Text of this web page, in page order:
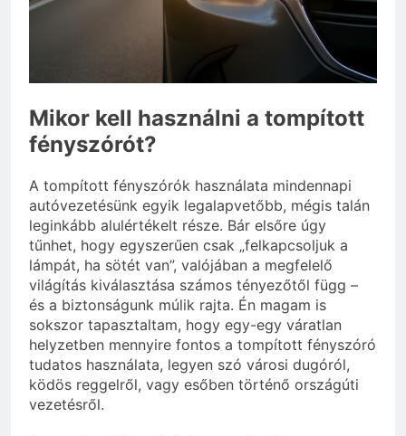
Mire jó a kollagén?
3 Nap Ezelőtt
Mikor kell használni a tompított
fényszórót?
A tompított fényszórók használata mindennapi
autóvezetésünk egyik legalapvetőbb, mégis talán
leginkább alulértékelt része. Bár elsőre úgy
tűnhet, hogy egyszerűen csak „felkapcsoljuk a
lámpát, ha sötét van”, valójában a megfelelő
világítás kiválasztása számos tényezőtől függ –
és a biztonságunk múlik rajta. Én magam is
sokszor tapasztaltam, hogy egy-egy váratlan
helyzetben mennyire fontos a tompított fényszóró
tudatos használata, legyen szó városi dugóról,
ködös reggelről, vagy esőben történő országúti
vezetésről.